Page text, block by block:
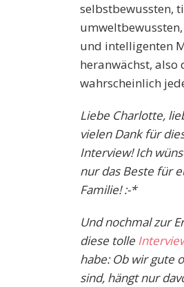
selbstbewussten,
und intelligenten
heranwächst, also
wahrscheinlich
Liebe Charlotte,
vielen Dank für
Interview! Ich
nur das Beste für
Familie! :-*
Und nochmal zur
diese tolle
habe: Ob wir gute
sind, hängt nur